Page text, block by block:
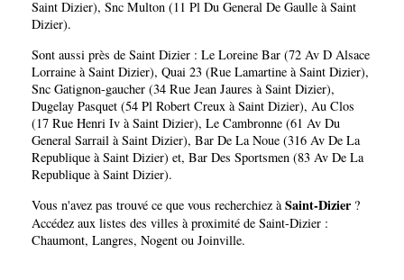
Saint Dizier), Snc Multon (11 Pl Du General De Gaulle à Saint
Dizier).
Sont aussi près de Saint Dizier : Le Loreine Bar (72 Av D Alsace
Lorraine à Saint Dizier), Quai 23 (Rue Lamartine à Saint Dizier),
Snc Gatignon-gaucher (34 Rue Jean Jaures à Saint Dizier),
Dugelay Pasquet (54 Pl Robert Creux à Saint Dizier), Au Clos
(17 Rue Henri Iv à Saint Dizier), Le Cambronne (61 Av Du
General Sarrail à Saint Dizier), Bar De La Noue (316 Av De La
Republique à Saint Dizier) et, Bar Des Sportsmen (83 Av De La
Republique à Saint Dizier).
Vous n'avez pas trouvé ce que vous recherchiez àSaint-Dizier?
Accédez aux listes des villes à proximité de Saint-Dizier :
Chaumont, Langres, Nogent ou Joinville.